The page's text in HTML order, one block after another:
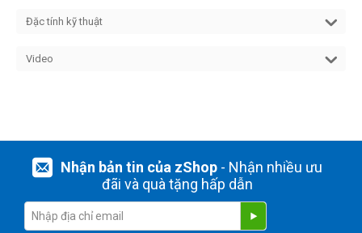
Đặc tính kỹ thuật
Video
Nhận bản tin của zShop- Nhận nhiều ưu
đãi và quà tặng hấp dẫn